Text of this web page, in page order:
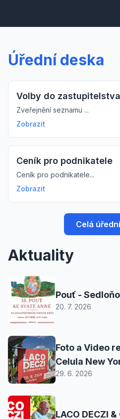
Úřední deska
Volby do
Zveřejnění seznamu ...
Zobrazit
Ceník pro podnikatele
Ceník pro podnikatele...
Zobrazit
Celá
Aktuality
Pouť -
20. 7. 2026
Foto a Video
Celula New
29. 6. 2026
LACO DECZI